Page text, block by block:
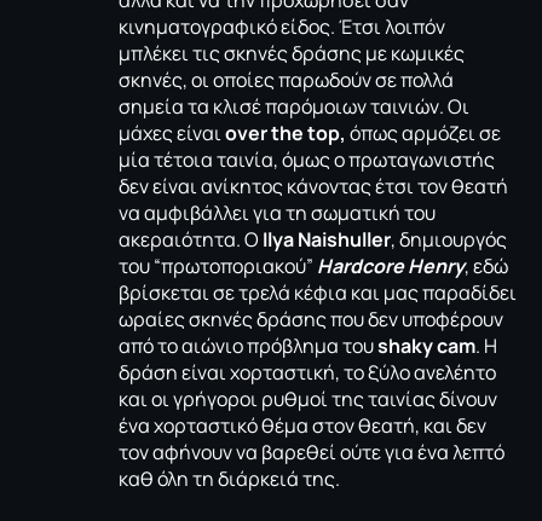
κινηματογραφικό είδος. Έτσι λοιπόν
μπλέκει τις σκηνές δράσης με κωμικές
σκηνές, οι οποίες παρωδούν σε πολλά
σημεία τα κλισέ παρόμοιων ταινιών. Οι
μάχες είναιover the top, όπως αρμόζει σε
μία τέτοια ταινία, όμως ο πρωταγωνιστής
δεν είναι ανίκητος κάνοντας έτσι τον θεατή
να αμφιβάλλει για τη σωματική του
ακεραιότητα. Ο Ilya Naishuller, δημιουργός
του “πρωτοποριακού” Hardcore Henry, εδώ
βρίσκεται σε τρελά κέφια και μας παραδίδει
ωραίες σκηνές δράσης που δεν υποφέρουν
από το αιώνιο πρόβλημα τουshaky cam. Η
δράση είναι χορταστική, το ξύλο ανελέητο
και οι γρήγοροι ρυθμοί της ταινίας δίνουν
ένα χορταστικό θέμα στον θεατή, και δεν
τον αφήνουν να βαρεθεί ούτε για ένα λεπτό
καθ όλη τη διάρκειά της.